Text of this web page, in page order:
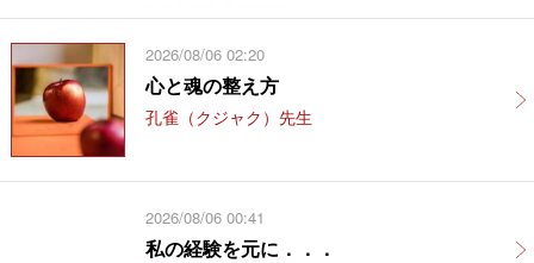
2026/08/06 02:20
心と魂の整え方
孔雀（クジャク）先生
2026/08/06 00:41
私の経験を元に．．．